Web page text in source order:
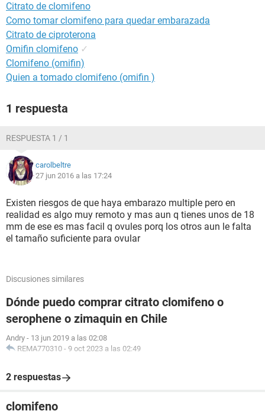
Citrato de clomifeno
Como tomar clomifeno para quedar embarazada
Citrato de ciproterona
Omifin clomifeno ✓
Clomifeno (omifin)
Quien a tomado clomifeno (omifin )
1 respuesta
RESPUESTA 1 / 1
carolbeltre
27 jun 2016 a las 17:24
Existen riesgos de que haya embarazo multiple pero en
realidad es algo muy remoto y mas aun q tienes unos de 18
mm de ese es mas facil q ovules porq los otros aun le falta
el tamaño suficiente para ovular
Discusiones similares
Dónde puedo comprar citrato clomifeno o
serophene o zimaquin en Chile
Andry - 13 jun 2019 a las 02:08
REMA770310 - 9 oct 2023 a las 02:49
2 respuestas
clomifeno